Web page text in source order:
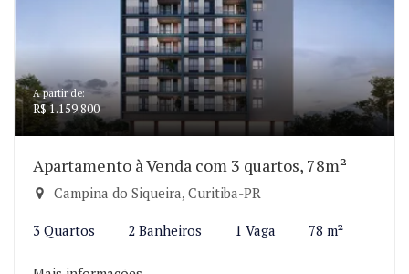
A partir de:
R$ 1.159.800
Apartamento à Venda com 3 quartos, 78m²
Campina do Siqueira, Curitiba-PR
3 Quartos 2 Banheiros 1 Vaga 78 m²